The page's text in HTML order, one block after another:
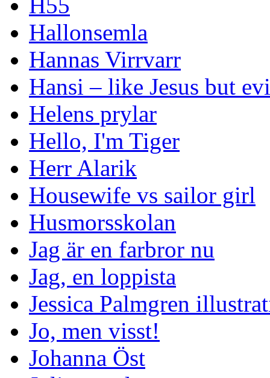
Hallonsemla
Hannas Virrvarr
Hansi – like Jesus but
Helens prylar
Hello, I'm Tiger
Herr Alarik
Housewife vs sailor girl
Husmorsskolan
Jag är en farbror nu
Jag, en loppista
Jessica Palmgren
Jo, men visst!
Johanna Öst